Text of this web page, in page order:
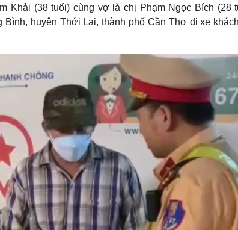
Lịch thi đấu bóng đá
Thế giới thể thao
Xe máy
Tư vấn
Sân khấu - Điện ảnh
Âm nhạc
Di sản
Nghệ sĩ
Thời trang
Sao Việt
Khải (38 tuổi) cùng vợ là chị Phạm Ngọc Bích (28
huyện Thới Lai, thành phố Cần Thơ đi xe